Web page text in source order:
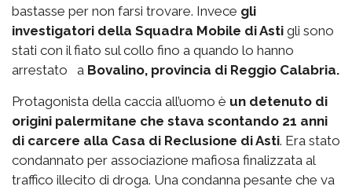
bastasse per non farsi trovare. Invece gli
investigatori della Squadra Mobile di Asti gli sono
stati con il fiato sul collo fino a quando lo hanno
arrestato a Bovalino, provincia di Reggio Calabria.
Protagonista della caccia all’uomo è un detenuto di
origini palermitane che stava scontando 21 anni
di carcere alla Casa di Reclusione di Asti. Era stato
condannato per associazione mafiosa finalizzata al
traffico illecito di droga. Una condanna pesante che va